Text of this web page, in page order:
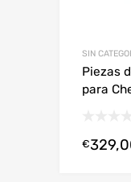
SIN
Piezas
para
€